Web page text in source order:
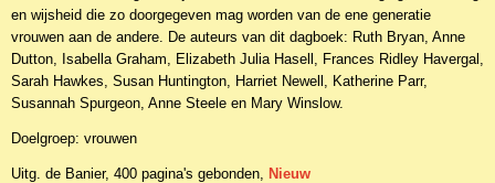
en wijsheid die zo doorgegeven mag worden van de ene generatie
vrouwen aan de andere. De auteurs van dit dagboek: Ruth Bryan, Anne
Dutton, Isabella Graham, Elizabeth Julia Hasell, Frances Ridley Havergal,
Sarah Hawkes, Susan Huntington, Harriet Newell, Katherine Parr,
Susannah Spurgeon, Anne Steele en Mary Winslow.
Doelgroep: vrouwen
Uitg. de Banier, 400 pagina's gebonden, Nieuw